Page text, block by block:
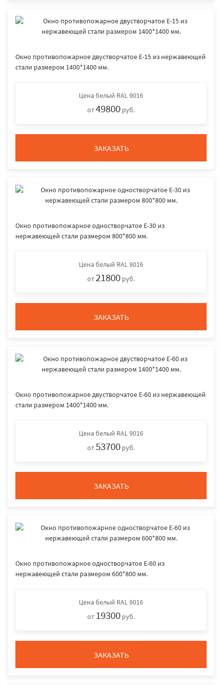
Окно противопожарное двустворчатое E-15 из нержавеющей
стали размером 1400*1400 мм.
Цена белый RAL 9016
от49800 руб.
ЗАКАЗАТЬ
Окно противопожарное одностворчатое E-30 из
нержавеющей стали размером 800*800 мм.
Цена белый RAL 9016
от21800 руб.
ЗАКАЗАТЬ
Окно противопожарное двустворчатое E-60 из нержавеющей
стали размером 1400*1400 мм.
Цена белый RAL 9016
от53700 руб.
ЗАКАЗАТЬ
Окно противопожарное одностворчатое E-60 из
нержавеющей стали размером 600*800 мм.
Цена белый RAL 9016
от 19300 руб.
ЗАКАЗАТЬ